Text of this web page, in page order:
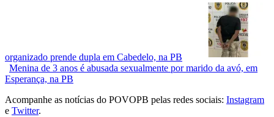
organizado prende dupla em Cabedelo, na PB
Menina de 3 anos é abusada sexualmente por marido da avó, em
Esperança, na PB
Acompanhe as notícias do POVOPB pelas redes sociais: Instagram
e Twitter.